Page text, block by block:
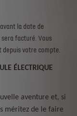
la date de
facturé. Vous
votre compte.
ÉLECTRIQUE
aventure et, si
méritez de le faire